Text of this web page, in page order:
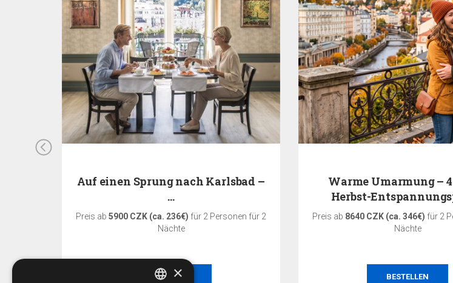
Auf einen Sprung nach Karlsbad –
…
Preis ab 5900 CZK (ca. 236€) für 2 Personen für 2
Nächte
BESTELLEN
Warme Umarmung –
Herbst-
Preis ab 8640 CZK (ca. 346€) für 2
Nächte
BESTELLEN
×